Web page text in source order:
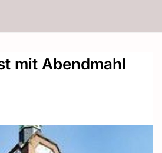
mit Abendmahl